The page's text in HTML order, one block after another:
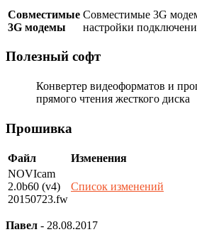
Совместимые
3G модемы
Совместимые 3G
настройки
Полезный софт
Конвертер видеоформатов и
прямого чтения жесткого диска
Прошивка
Файл Изменения
NOVIcam
2.0b60 (v4)
20150723.fw
Список изменений
Павел - 28.08.2017